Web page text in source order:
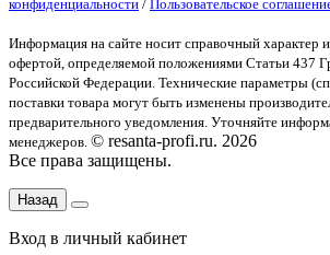
конфиденциальности / Пользовательское
Информация на сайте носит справочный характер
офертой , определяемой положениями Статьи 437
Российской Федерации. Технические параметры
поставки товара могут быть изменены
предварительного уведомления. Уточняйте
менеджеров. © resanta-profi.ru. 2026
Все права защищены.
Назад
Вход в личный кабинет